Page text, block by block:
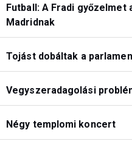
Futball: A Fradi győzelmet
Madridnak
Tojást dobáltak a
Vegyszeradagolási
Négy templomi koncert